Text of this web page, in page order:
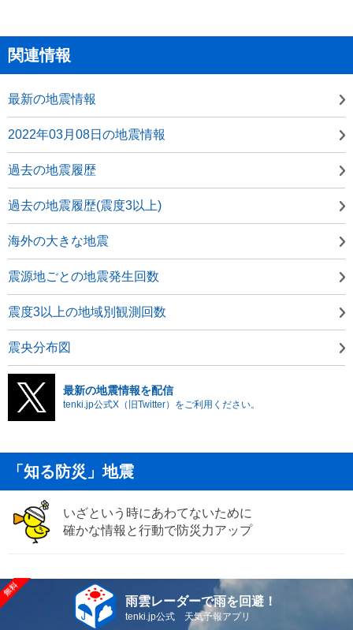
関連情報
最新の地震情報
2022年03月08日の地震情報
過去の地震履歴
過去の地震履歴(震度3以上)
海外の大きな地震
震源地ごとの地震発生回数
震度3以上の地域別観測回数
震央分布図
最新の地震情報を配信
tenki.jp公式X（旧Twitter）をご利用ください。
「知る防災」地震
いざという時にあわてないために
確かな情報と行動で防災力アップ
雨雲レーダーで雨を回避！
tenki.jp公式 天気予報アプリ